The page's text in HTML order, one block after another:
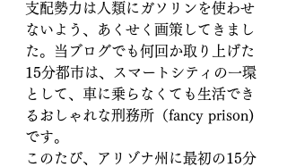
支配勢力は人類にガソリンを使わせ
ないよう、あくせく画策してきまし
た。当ブログでも何回か取り上げた
15分都市は、スマートシティの一環
として、車に乗らなくても生活でき
るおしゃれな刑務所（fancy prison)
です。
このたび、アリゾナ州に最初の15分